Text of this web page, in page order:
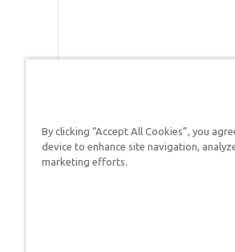
By clicking “Accept All Cookies”, you
device to enhance site navigation,
marketing efforts.